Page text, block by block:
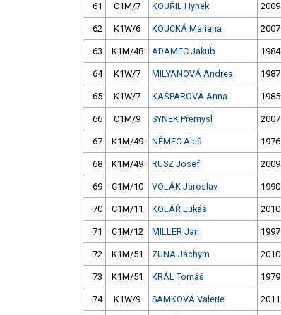
61 C1M/7 KOUŘIL Hynek 2009
62 K1W/6 KOUCKÁ Mariana 2007
63 K1M/48 ADAMEC Jakub 1984
64 K1W/7 MILYANOVÁ Andrea 1987
65 K1W/7 KAŠPAROVÁ Anna 1985
66 C1M/9 SYNEK Přemysl 2007
67 K1M/49 NĚMEC Aleš 1976
68 K1M/49 RUSZ Josef 2009
69 C1M/10 VOLÁK Jaroslav 1990
70 C1M/11 KOLÁŘ Lukáš 2010
71 C1M/12 MILLER Jan 1997
72 K1M/51 ZUNA Jáchym 2010
73 K1M/51 KRÁL Tomáš 1979
74 K1W/9 SAMKOVÁ Valerie 2011